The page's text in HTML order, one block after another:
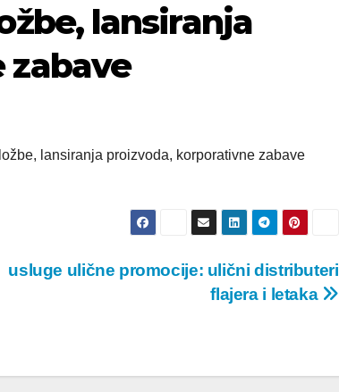
lansiranja
lansiranja proizvoda, korporativne zabave
usluge ulične promocije: ulični distributeri
flajera i letaka